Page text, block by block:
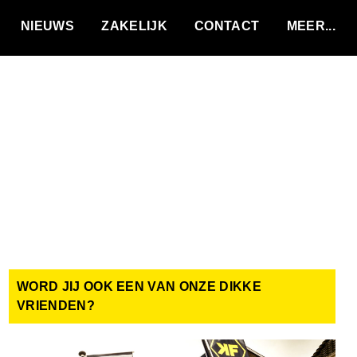
NIEUWS ZAKELIJK CONTACT
WORD JIJ OOK EEN VAN ONZE DIKKE
VRIENDEN?